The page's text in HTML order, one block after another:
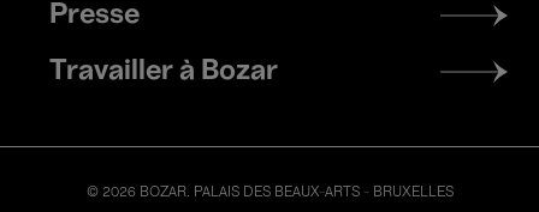
Presse
Travailler à Bozar
© 2026 BOZAR. PALAIS DES BEAUX-ARTS - BRUXELLES